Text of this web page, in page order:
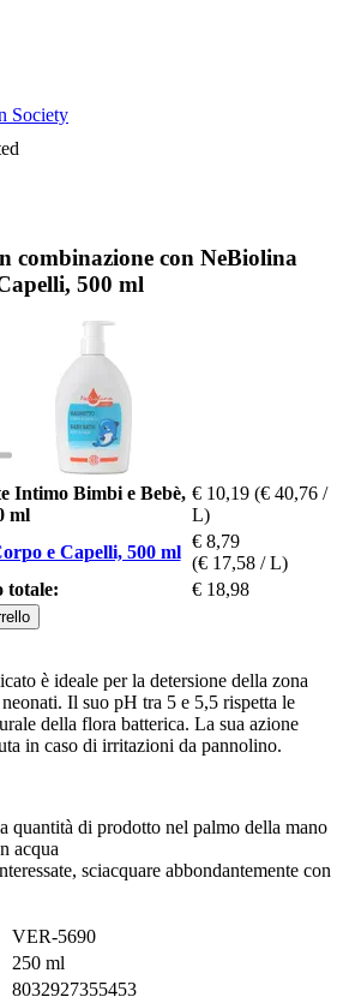
Society
combinazione con NeBiolina
500 ml
Intimo Bimbi e Bebè,
ml
€ 10,19 (€ 40,76 /
L)
e Capelli, 500 ml
€ 8,79
(€ 17,58 / L)
totale:
€ 18,98
è ideale per la detersione della zona
Il suo pH tra 5 e 5,5 rispetta le
della flora batterica. La sua azione
in caso di irritazioni da pannolino.
quantità di prodotto nel palmo della mano
acqua
sciacquare abbondantemente con
VER-5690
250 ml
8032927355453